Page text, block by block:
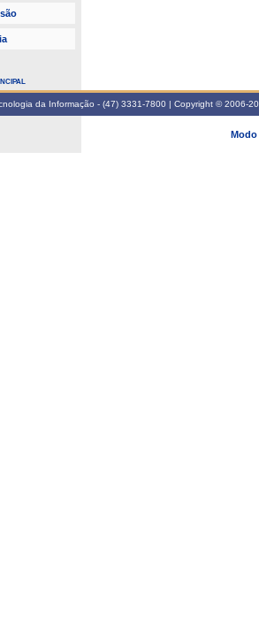
da Informação - (47) 3331-7800 | Copyright © 2006-
Modo